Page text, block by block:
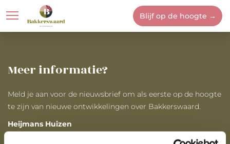
Blijf op de hoogte →
Meer informatie?
Meld je aan voor de nieuwsbrief om als eerste op de hoogte
te zijn van nieuwe ontwikkelingen over Bakkerswaard.
Heijmans Huizen
Bakkerswaard